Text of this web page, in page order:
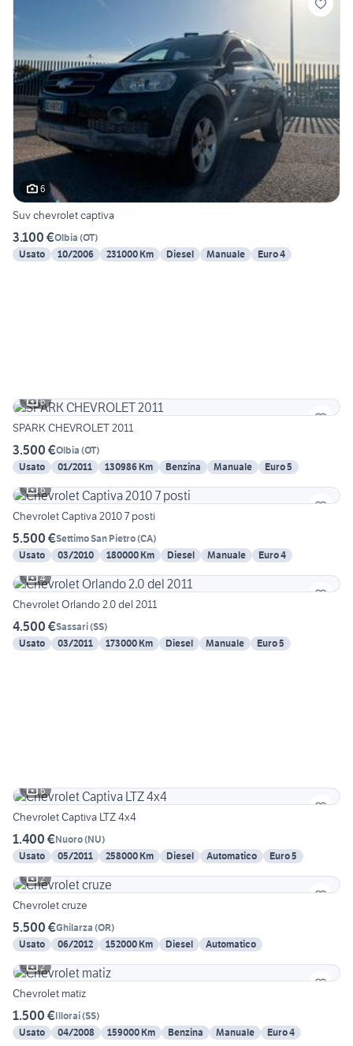
6
Suv chevrolet captiva
3.100 €Olbia (OT)
Usato
10/2006 231000 Km Diesel Manuale Euro 4
6
SPARK CHEVROLET 2011
3.500 €Olbia (OT)
Usato
01/2011 130986 Km Benzina Manuale
Euro 5
6
Chevrolet Captiva 2010 7 posti
5.500 €Settimo San Pietro(CA)
Usato
03/2010 180000 Km Diesel Manuale
Euro 4
4
Chevrolet Orlando 2.0 del 2011
4.500 €Sassari(SS)
Usato
03/2011 173000 Km Diesel Manuale Euro 5
6
Chevrolet Captiva LTZ 4x4
1.400 €Nuoro(NU)
Usato
05/2011 258000 Km Diesel Automatico
Euro 5
2
Chevrolet cruze
5.500 €Ghilarza (OR)
Usato
06/2012 152000 Km Diesel
Automatico
2
Chevrolet matiz
1.500 €Illorai(SS)
Usato
04/2008 159000 Km Benzina Manuale Euro 4